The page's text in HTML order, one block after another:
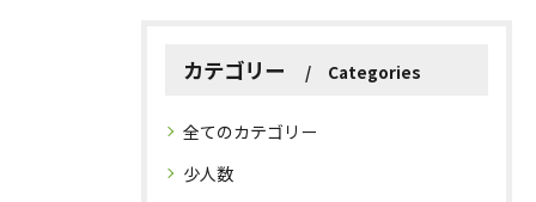
カテゴリー Categories
全てのカテゴリー
少人数